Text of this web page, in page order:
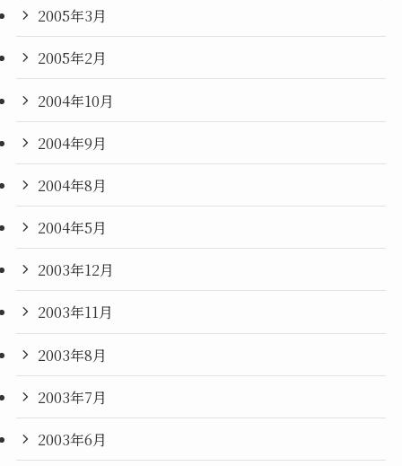
2005年3月
2005年2月
2004年10月
2004年9月
2004年8月
2004年5月
2003年12月
2003年11月
2003年8月
2003年7月
2003年6月